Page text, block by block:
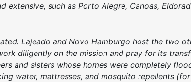
such as Porto Alegre, Canoas,
Lajeado and Novo Hamburgo host the two
diligently on the mission and pray for its
and sisters whose homes were completely
water, mattresses, and mosquito repellents